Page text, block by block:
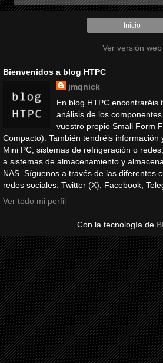
Inicio
Ver versión web
Bienvenidos a blog HTPC
jmqnick
En blog HTPC encontraréis
análisis de los
vuestro propio Small Form
Compacto). También tendréis información
Mini PC, sistemas de refrigeración o
a sistemas de almacenamiento y
NAS. Síguenos a través de las diferentes
redes sociales: Twitter (X), Facebook,
Ver todo mi perfil
Con la tecnología de